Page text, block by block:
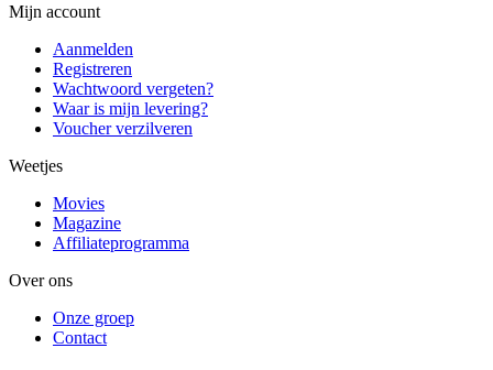
Mijn account
Aanmelden
Registreren
Wachtwoord vergeten?
Waar is mijn levering?
Voucher verzilveren
Weetjes
Movies
Magazine
Affiliateprogramma
Over ons
Onze groep
Contact